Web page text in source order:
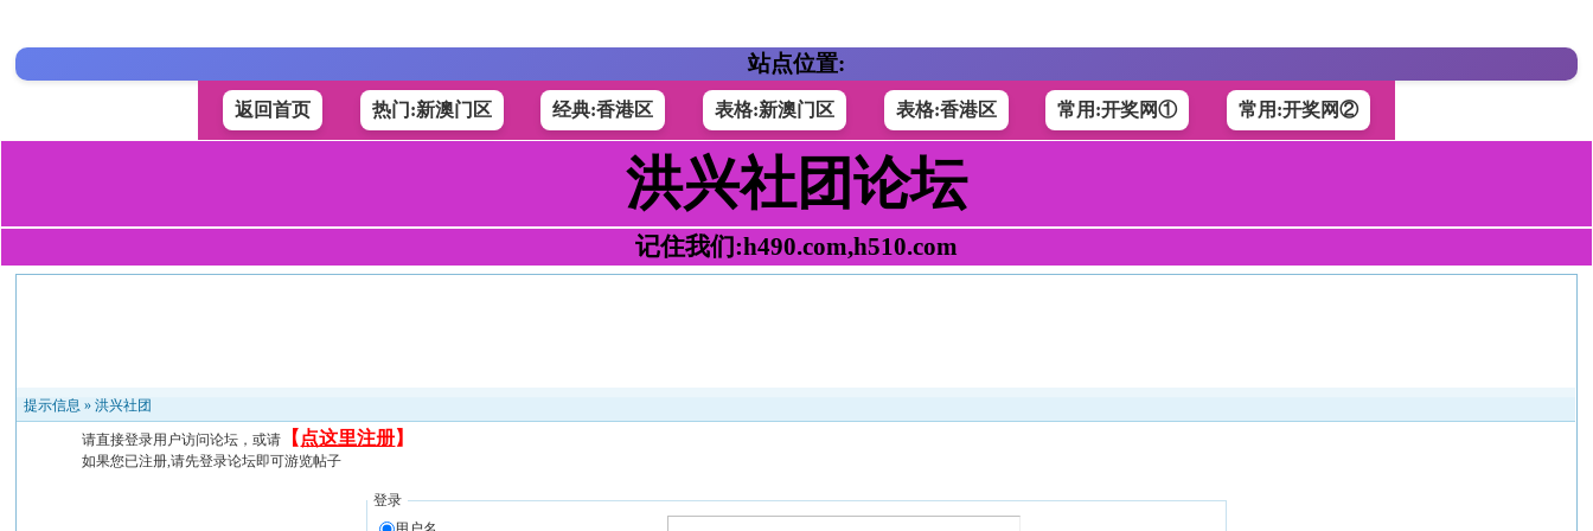
站点位置:
返回首页 热门:新澳门区 经典:香港区 表格:新澳门区 表格:香港区 常用:开奖网① 常用:开奖网②
洪兴社团论坛
记住我们:h490.com,h510.com
提示信息 »洪兴社团
请直接登录用户访问论坛，或请 【 点这里注册】
如果您已注册,请先登录论坛即可游览帖子
登录